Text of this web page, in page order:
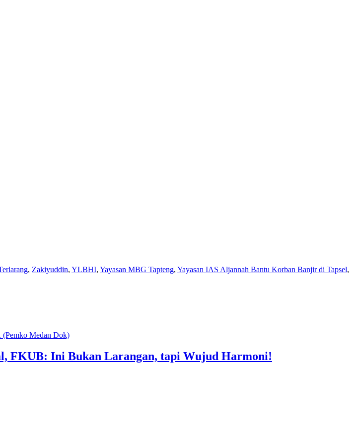
, Zakiyuddin, YLBHI, Yayasan MBG Tapteng, Yayasan IAS Aljannah Bantu Korban Banjir di Tapsel,
FKUB: Ini Bukan Larangan, tapi Wujud Harmoni!